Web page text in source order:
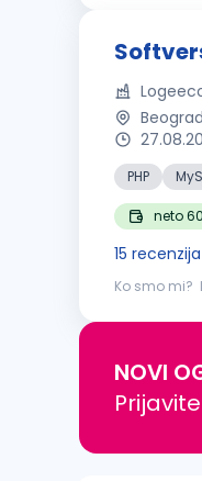
Beograd
PHP
neto
15 recenzija
Ko smo mi?
NOVI